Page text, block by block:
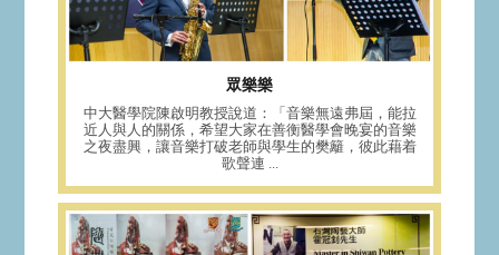
眾樂樂
中大醫學院陳啟明教授說道：「音樂無遠弗屆，能拉
近人與人的關係，希望大家在善衡醫學會晚宴的音樂
之夜盡興，讓音樂打破老師與學生的樊籬，彼此藉着
歌聲連 ...